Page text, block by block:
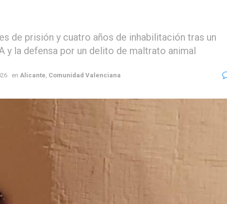
de prisión y cuatro años de inhabilitación tras un
y la defensa por un delito de maltrato animal
en Alicante Comunidad Valenciana